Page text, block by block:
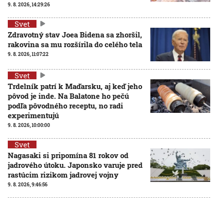
9. 8. 2026, 14:29:26
Svet
Zdravotný stav Joea Bidena sa zhoršil,
rakovina sa mu rozšírila do celého tela
9. 8. 2026, 11:07:22
Svet
Trdelník patrí k Maďarsku, aj keď jeho
pôvod je inde. Na Balatone ho pečú
podľa pôvodného receptu, no radi
experimentujú
9. 8. 2026, 10:00:00
Svet
Nagasaki si pripomína 81 rokov od
jadrového útoku. Japonsko varuje pred
rastúcim rizikom jadrovej vojny
9. 8. 2026, 9:46:56